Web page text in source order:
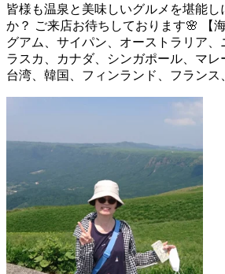
皆様も温泉と美味しいグルメを堪能し
か？ ご来店お待ちしております🌸 【
グアム、サイパン、オーストラリア
ラスカ、カナダ、シンガポール、マレ
台湾、韓国、フィンランド、フランス